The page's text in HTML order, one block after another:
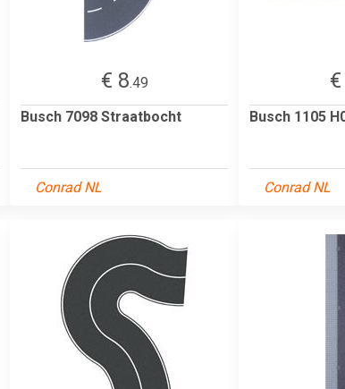
€ 8.49
Busch 7098 Straatbocht
Conrad NL
Busch 1105
Conrad NL